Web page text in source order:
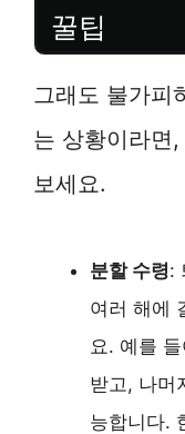
꿀팁
그래도 불가피
는 상황이라면
보세요.
분할 수령:
여러 해에
요. 예를
받고, 나머
능합니다.